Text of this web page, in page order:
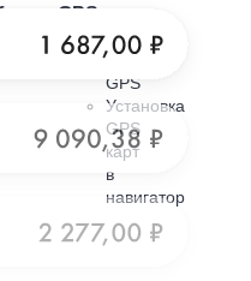
free
GPS
Выбор
карт
GPS
Установка
GPS
карт
в
навигатор